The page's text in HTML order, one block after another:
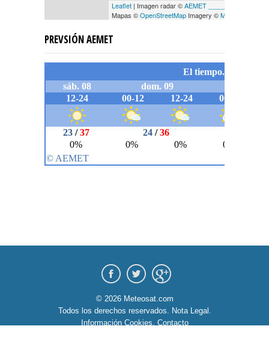
Leaflet | Imagen radar ©AEMET ____________
Mapas ©OpenStreetMap Imagery ©Mapbox
PREVSIÓN AEMET
© 2026 Meteosat.com
Todos los derechos reservados. Nota Legal .
Información Cookies. Contacto